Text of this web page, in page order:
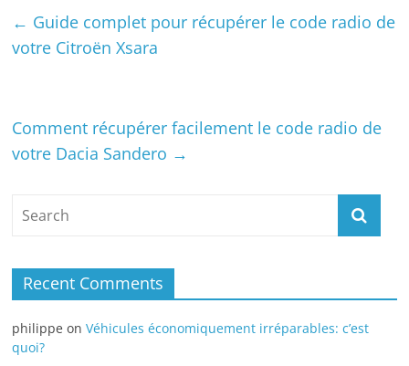
← Guide complet pour récupérer le code radio de
votre Citroën Xsara
Comment récupérer facilement le code radio de
votre Dacia Sandero →
Recent Comments
philippe onVéhicules économiquement irréparables: c’est
quoi?